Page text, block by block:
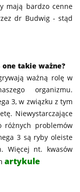
mają bardzo cenne
dr Budwig - stąd
one takie ważne?
ważną rolę w
organizmu.
3, w związku z tym
Niewystarczające
różnych problemów
3 są ryby oleiste
Więcej nt. kwasów
artykule